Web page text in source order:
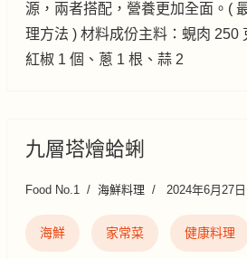
源，兩者搭配，營養更加全面。(
理方法 ) 材料成份主料：蜆肉 250
紅椒 1 個、蔥 1 根、蒜 2
九層塔燴蛤蜊
Food No.1 海鮮料理 2024年6月27日
海鮮 家常菜 健康料理